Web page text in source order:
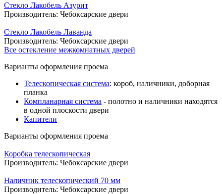
Стекло Лакобель Азурит
Производитель: Чебоксарские двери
Стекло Лакобель Лаванда
Производитель: Чебоксарские двери
Все остекление межкомнатных дверей
Варианты оформления проема
Телескопическая система: короб, наличники, доборная
планка
Компланарная система - полотно и наличники находятся
в одной плоскости двери
Капители
Варианты оформления проема
Коробка телескопическая
Производитель: Чебоксарские двери
Наличник телескопический 70 мм
Производитель: Чебоксарские двери